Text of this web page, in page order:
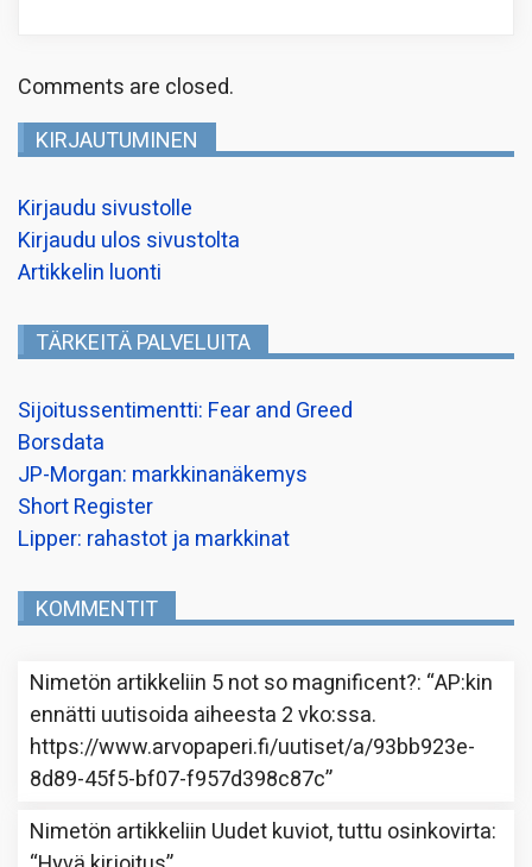
Comments are closed.
KIRJAUTUMINEN
Kirjaudu sivustolle
Kirjaudu ulos sivustolta
Artikkelin luonti
TÄRKEITÄ PALVELUITA
Sijoitussentimentti: Fear and Greed
Borsdata
JP-Morgan: markkinanäkemys
Short Register
Lipper: rahastot ja markkinat
KOMMENTIT
Nimetön artikkeliin 5 not so magnificent?: “AP:kin
ennätti uutisoida aiheesta 2 vko:ssa.
https://www.arvopaperi.fi/uutiset/a/93bb923e-
8d89-45f5-bf07-f957d398c87c”
Nimetön artikkeliin Uudet kuviot, tuttu osinkovirta: